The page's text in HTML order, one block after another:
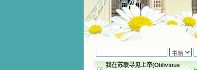
我在苏联寻见上帝(Oblivious